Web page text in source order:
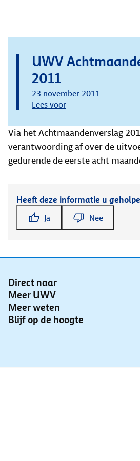
UWV
2011
23 november 2011
Lees voor
Via het Achtmaandenverslag
verantwoording af over de
gedurende de eerste acht
Heeft deze informatie u
Ja Nee
Direct naar
Meer UWV
Meer weten
Blijf op de hoogte